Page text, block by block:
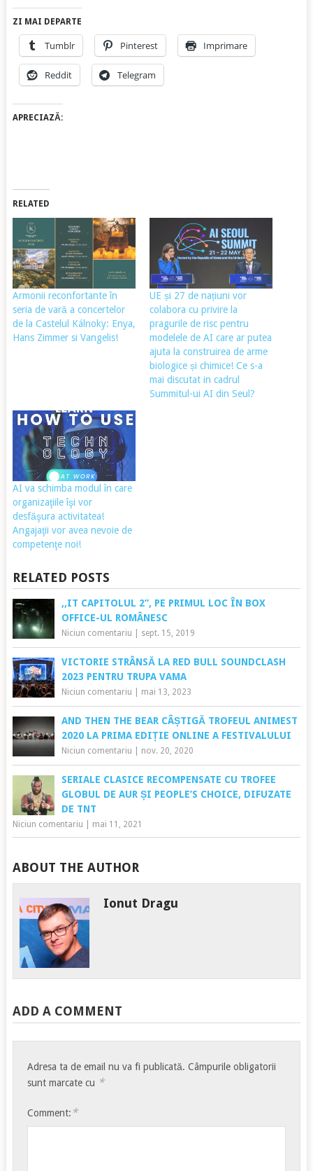
ZI MAI DEPARTE
Tumblr Pinterest Imprimare
Reddit Telegram
APRECIAZĂ:
RELATED
Armonii reconfortante în
seria de vară a concertelor
de la Castelul Kálnoky: Enya,
Hans Zimmer si Vangelis!
UE și 27 de națiuni vor
colabora cu privire la
pragurile de risc pentru
modelele de AI care ar putea
ajuta la construirea de arme
biologice și chimice! Ce s-a
mai discutat in cadrul
Summitul-ui AI din Seul?
AI va schimba modul în care
organizaţiile îşi vor
desfăşura activitatea!
Angajaţii vor avea nevoie de
competenţe noi!
RELATED POSTS
,,IT CAPITOLUL 2”, PE PRIMUL LOC ÎN BOX
OFFICE-UL ROMÂNESC
Niciun comentariu sept. 15, 2019
VICTORIE STRÂNSĂ LA RED BULL SOUNDCLASH
2023 PENTRU TRUPA VAMA
Niciun comentariu mai 13, 2023
AND THEN THE BEAR CÂȘTIGĂ TROFEUL ANIMEST
2020 LA PRIMA EDIȚIE ONLINE A FESTIVALULUI
Niciun comentariu nov. 20, 2020
SERIALE CLASICE RECOMPENSATE CU TROFEE
GLOBUL DE AUR ȘI PEOPLE’S CHOICE, DIFUZATE
DE TNT
Niciun comentariu mai 11, 2021
ABOUT THE AUTHOR
Ionut Dragu
ADD A COMMENT
Adresa ta de email nu va fi publicată. Câmpurile obligatorii
sunt marcate cu *
Comment: *